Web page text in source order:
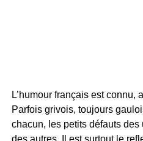
L’humour français est connu,
Parfois grivois, toujours
chacun, les petits défauts
des autres. Il est surtout le